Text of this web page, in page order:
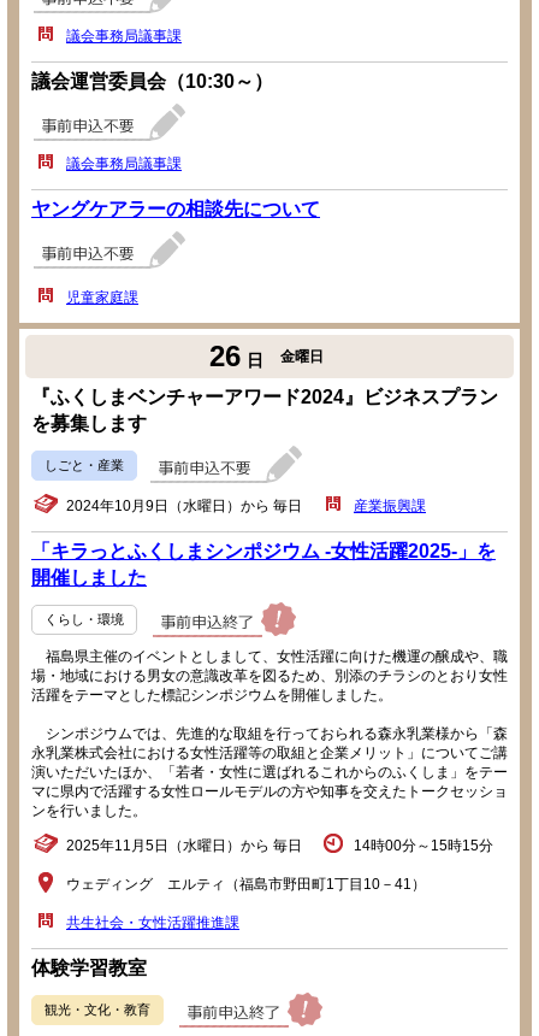
議会事務局議事課
議会運営委員会（10:30～）
議会事務局議事課
ヤングケアラーの相談先について
児童家庭課
26 日 金曜日
『ふくしまベンチャーアワード2024』ビジネスプラン
を募集します
しごと・産業
2024年10月9日（水曜日）から 毎日 産業振興課
「キラっとふくしまシンポジウム -女性活躍2025-」を
開催しました
くらし・環境
福島県主催のイベントとしまして、女性活躍に向けた機運の醸成や、職
場・地域における男女の意識改革を図るため、別添のチラシのとおり女性
活躍をテーマとした標記シンポジウムを開催しました。
シンポジウムでは、先進的な取組を行っておられる森永乳業様から「森
永乳業株式会社における女性活躍等の取組と企業メリット」についてご講
演いただいたほか、「若者・女性に選ばれるこれからのふくしま」をテー
マに県内で活躍する女性ロールモデルの方や知事を交えたトークセッショ
ンを行いました。
2025年11月5日（水曜日）から 毎日 14時00分～15時15分
ウェディング エルティ（福島市野田町1丁目10－41）
共生社会・女性活躍推進課
体験学習教室
観光・文化・教育